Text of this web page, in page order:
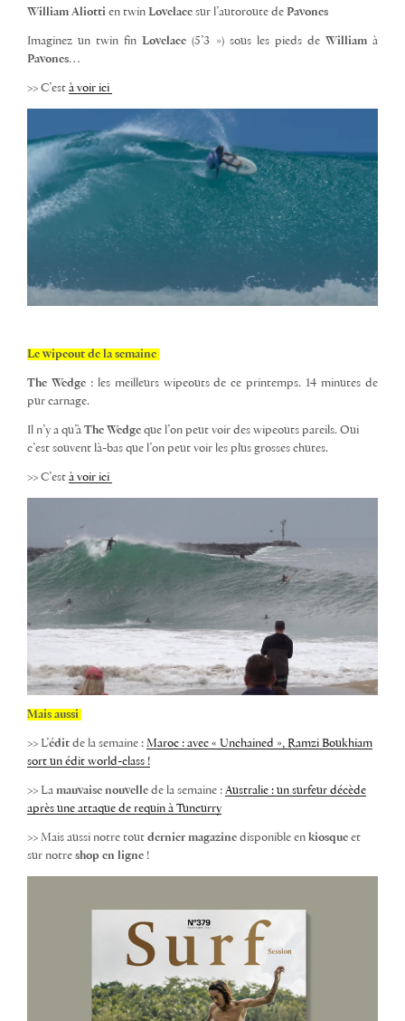
William Aliotti en twin Lovelace sur l’autoroute de Pavones
Imaginez un twin finLovelace (5’3 ») sous les pieds de Williamà
Pavones…
>> C’est à voir ici
Le wipeout de la semaine
The Wedge: les meilleurs wipeouts de ce printemps. 14 minutes de
pur carnage.
Il n’y a qu’à The Wedge que l’on peut voir des wipeouts pareils. Oui
c’est souvent là-bas que l’on peut voir les plus grosses chutes.
>> C’est à voir ici
Mais aussi
>> L’édit de la semaine : Maroc : avec « Unchained », Ramzi Boukhiam
sort un édit world-class !
>> La mauvaise nouvelle de la semaine : Australie : un surfeur décède
après une attaque de requin à Tuncurry
>> Mais aussi notre tout derniermagazine disponible en kiosque et
sur notre shop en ligne !